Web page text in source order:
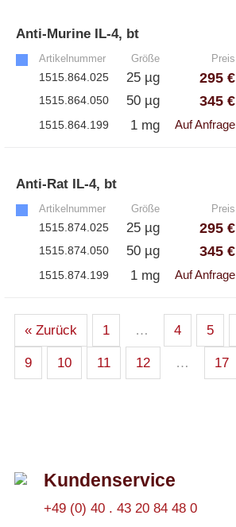
Anti-Murine IL-4, bt
Artikelnummer Größe Preis
1515.864.025 25 µg 295 €
1515.864.050 50 µg 345 €
1515.864.199 1 mg Auf Anfrage
Anti-Rat IL-4, bt
Artikelnummer Größe Preis
1515.874.025 25 µg 295 €
1515.874.050 50 µg 345 €
1515.874.199 1 mg Auf Anfrage
« Zurück 1 … 4 5
9 10 11 12 … 17
Kundenservice
+49 (0) 40 . 43 20 84 48 0